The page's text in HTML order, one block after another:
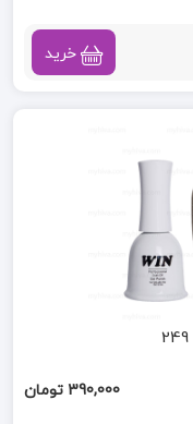
خرید
390,000 تومان